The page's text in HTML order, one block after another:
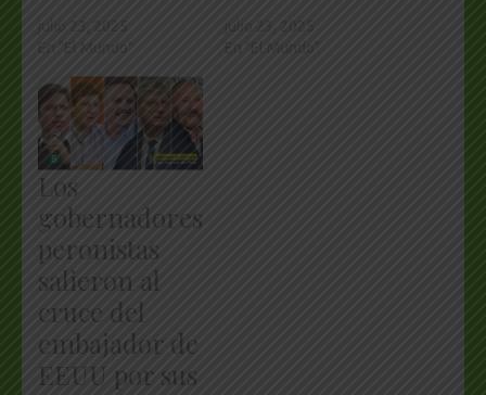
Los
gobernadores
peronistas
salieron al
cruce del
embajador de
EEUU por sus